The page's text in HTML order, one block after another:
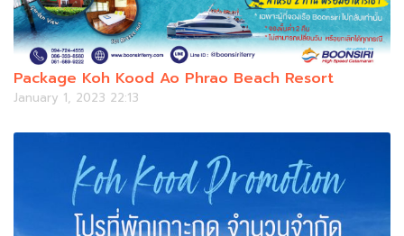
Package Koh Kood Ao Phrao Beach Resort
January 1, 2023 22:13